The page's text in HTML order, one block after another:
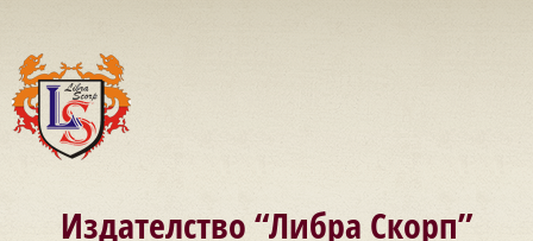
Издателство “Либра Скорп”